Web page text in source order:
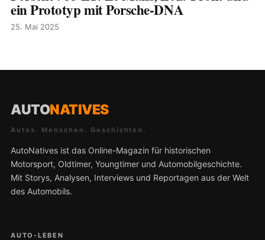
ein Prototyp mit Porsche-DNA
25. Mai 2025
AUTONATIVES
Autos. Menschen. Geschichten.
AutoNatives ist das Online-Magazin für historischen
Motorsport, Oldtimer, Youngtimer und Automobilgeschichte.
Mit Storys, Analysen, Interviews und Reportagen aus der Welt
des Automobils.
AUTO-LEBEN